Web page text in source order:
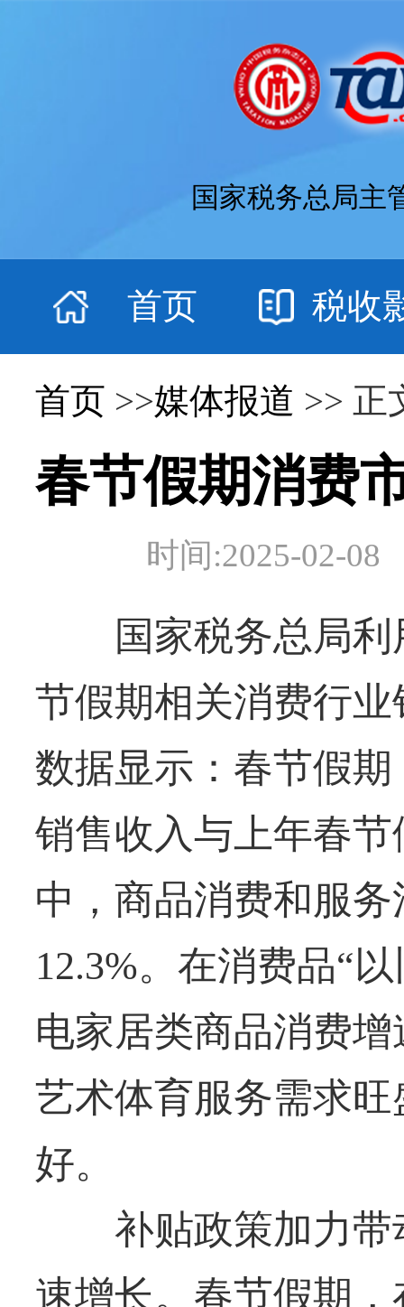
国家税务总局主
首页 税收
首页 >>媒体报道 >> 正
春节假期消费
时间:2025-02-
国家税务总局利
节假期相关消费行
数据显示：春节假
销售收入与上年春
中，商品消费和服
12.3%。在消费品“
电家居类商品消费
艺术体育服务需求
好。
补贴政策加力带
速增长。春节假期